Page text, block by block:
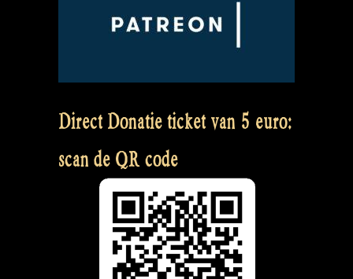
Direct Donatie ticket van 5 euro:
scan de QR code